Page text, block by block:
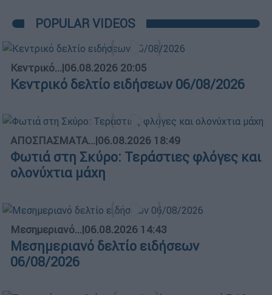
POPULAR VIDEOS
Κεντρικό...|06.08.2026 20:05
Κεντρικό δελτίο ειδήσεων 06/08/2026
ΑΠΟΣΠΑΣΜΑΤΑ...|06.08.2026 18:49
Φωτιά στη Σκύρο: Τεράστιες φλόγες και
ολονύχτια μάχη
Μεσημεριανό...|06.08.2026 14:43
Μεσημεριανό δελτίο ειδήσεων
06/08/2026